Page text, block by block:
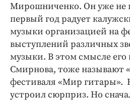
Праздники
Происшествия
Спорт
Экономика и бизнес
ПРОЕКТЫ
Блоги
Мирошниченко. Он уже не
первый год радует
музыки организацией на
выступлений различных
музыки. В этом смысле его
Смирнова, тоже называют
фестиваля «Мир гитары».
устроил сюрприз. Но